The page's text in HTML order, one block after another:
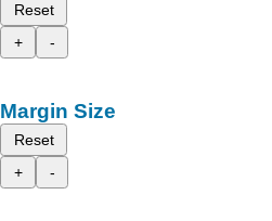
Reset
+
-
Margin Size
Reset
+
-